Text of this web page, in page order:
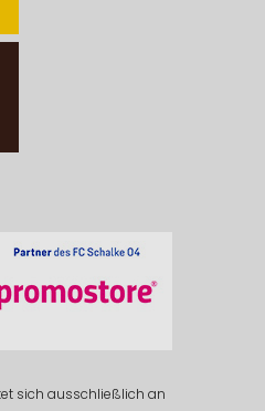
sich ausschließlich an